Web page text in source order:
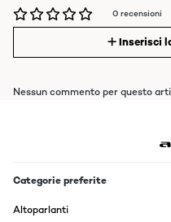
0 recensioni
Inserisci
Nessun commento per questo
Categorie preferite
Altoparlanti